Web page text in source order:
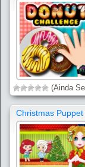
(Ainda
Christmas